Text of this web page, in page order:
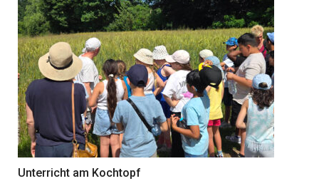
Unterricht am Kochtopf